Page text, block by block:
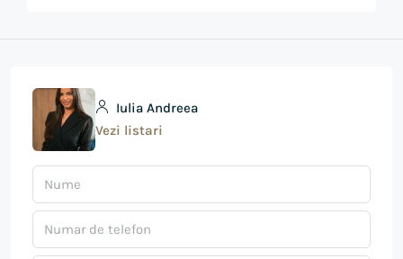
Iulia Andreea
Vezi listari